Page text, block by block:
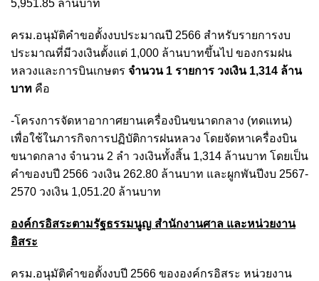
5,951.85 ล้านบาท
ครม.อนุมัติคำขอตั้งงบประมาณปี 2566 สำหรับรายการงบ
ประมาณที่มีวงเงินตั้งแต่ 1,000 ล้านบาทขึ้นไป ของกรมฝน
หลวงและการบินเกษตร จำนวน 1 รายการ วงเงิน 1,314 ล้าน
บาท คือ
-โครงการจัดหาอากาศยานเครื่องบินขนาดกลาง (ทดแทน)
เพื่อใช้ในภารกิจการปฏิบัติการฝนหลวง โดยจัดหาเครื่องบิน
ขนาดกลาง จำนวน 2 ลำ วงเงินทั้งสิ้น 1,314 ล้านบาท โดยเป็น
คำของบปี 2566 วงเงิน 262.80 ล้านบาท และผูกพันปีงบ 2567-
2570 วงเงิน 1,051.20 ล้านบาท
องค์กรอิสระตามรัฐธรรมนูญ สำนักงานศาล และหน่วยงาน
อิสระ
ครม.อนุมัติคำขอตั้งงบปี 2566 ขององค์กรอิสระ หน่วยงาน